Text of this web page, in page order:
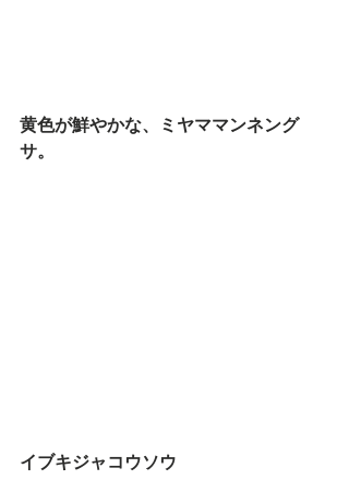
黄色が鮮やかな、ミヤママンネング
サ。
イブキジャコウソウ